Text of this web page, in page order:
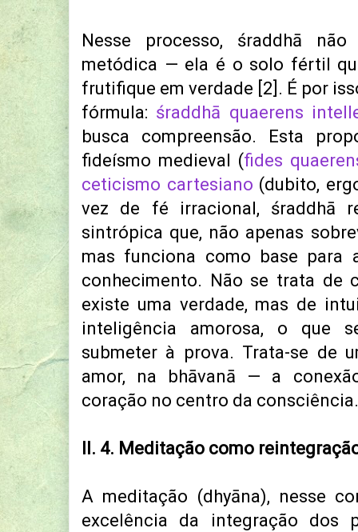
Nesse processo, śraddhā
metódica — ela é o solo fértil
frutifique em verdade [2]. É por
fórmula: śraddhā quaerens
busca compreensão. Esta
fideísmo medieval (fides
ceticismo cartesiano (dubito,
vez de fé irracional, śraddhā
sintrópica que, não apenas
mas funciona como base para
conhecimento. Não se trata de
existe uma verdade, mas de
inteligência amorosa, o que
submeter à prova. Trata-se de
amor, na bhāvanā — a
coração no centro da consciência.
II. 4. Meditação como
A meditação (dhyāna), nesse
excelência da integração dos